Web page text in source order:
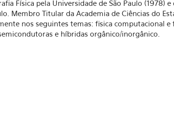
Física pela Universidade de São Paulo (1978)
Membro Titular da Academia de Ciências do
nos seguintes temas: fisica computacional
e híbridas orgânico/inorgânico.